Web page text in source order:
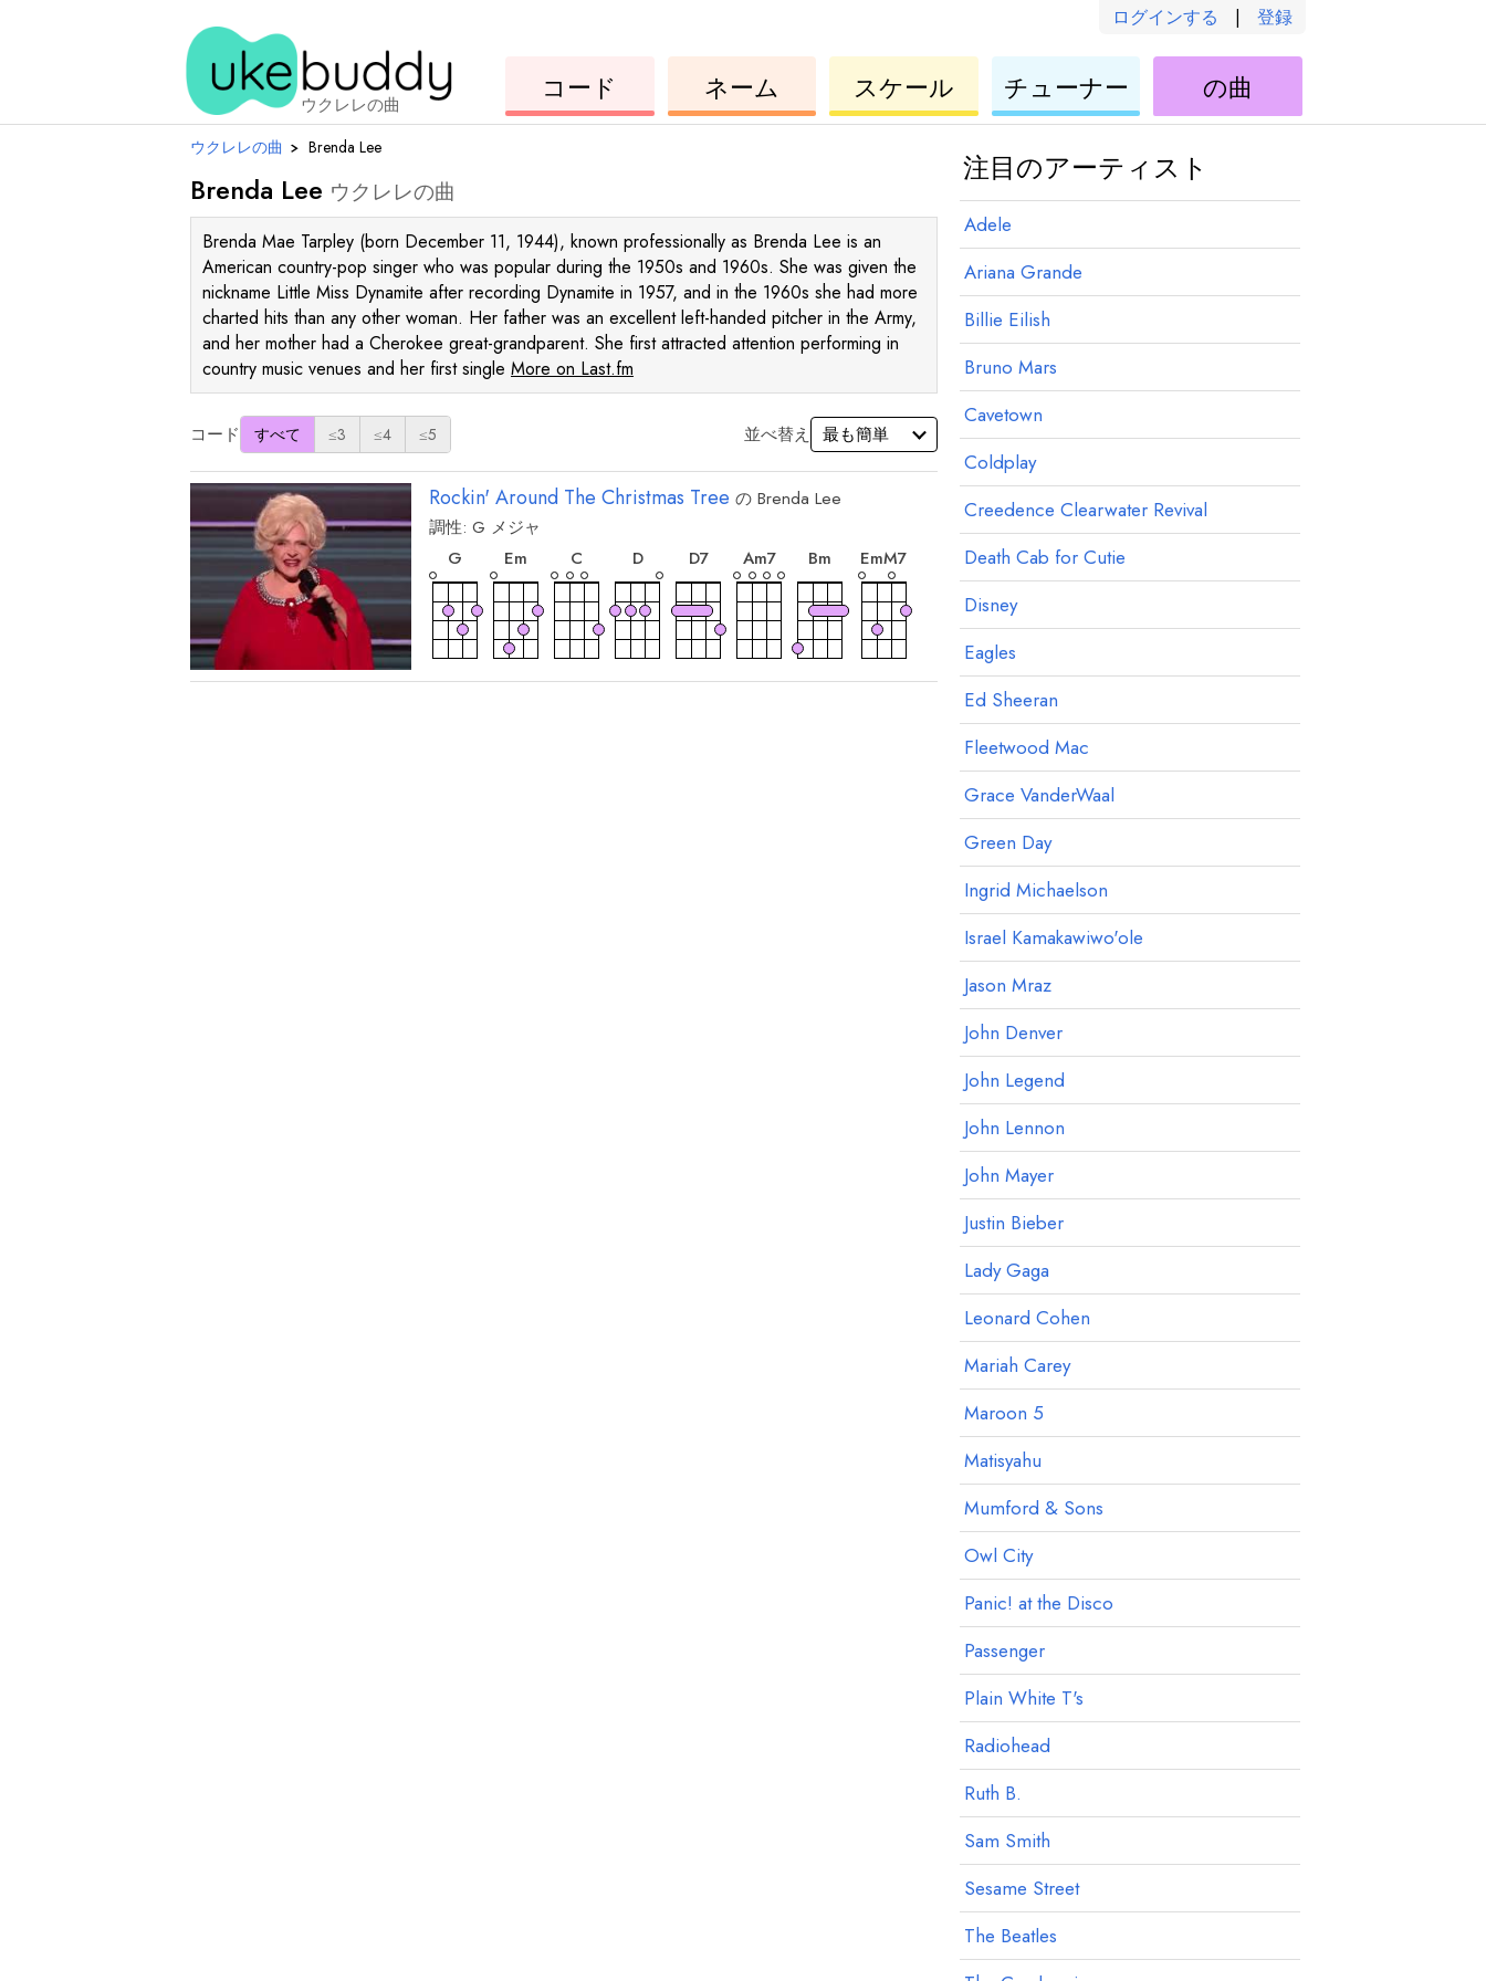
ログインする | 登録
ウクレレの曲 ク
レ
コード
コ
ー
ド
ネーム
ウ
ク
レ
スケール ク
レ
チューナー
ウ
ク
レ
の曲
ウクレレの曲 › Brenda Lee
Brenda Lee ウクレレの曲
Brenda Mae Tarpley (born December 11, 1944), known professionally as Brenda Lee is an
American country-pop singer who was popular during the 1950s and 1960s. She was given the
nickname Little Miss Dynamite after recording Dynamite in 1957, and in the 1960s she had more
charted hits than any other woman. Her father was an excellent left-handed pitcher in the Army,
and her mother had a Cherokee great-grandparent. She first attracted attention performing in
country music venues and her first single More on Last.fm
コード すべて ≤3 ≤4 ≤5 並べ替え
Rockin' Around The Christmas Tree の Brenda Lee
調性: G メジャ
G
和
Em
和
C D音 D7音 Am7音 Bm EmM7
Em7
和
音 A7
和
音 Am
和
音
注目のアーティスト
Adele
Ariana Grande
Billie Eilish
Bruno Mars
Cavetown
Coldplay
Creedence Clearwater Revival
Death Cab for Cutie
Disney
Eagles
Ed Sheeran
Fleetwood Mac
Grace VanderWaal
Green Day
Ingrid Michaelson
Israel Kamakawiwo'ole
Jason Mraz
John Denver
John Legend
John Lennon
John Mayer
Justin Bieber
Lady Gaga
Leonard Cohen
Mariah Carey
Maroon 5
Matisyahu
Mumford & Sons
Owl City
Panic! at the Disco
Passenger
Plain White T's
Radiohead
Ruth B.
Sam Smith
Sesame Street
The Beatles